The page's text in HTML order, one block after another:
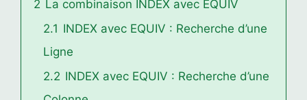
2 La combinaison INDEX avec EQUIV
2.1 INDEX avec EQUIV : Recherche d’une
Ligne
2.2 INDEX avec EQUIV : Recherche d’une